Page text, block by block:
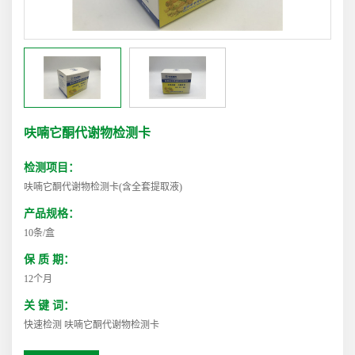
呋喃它酮代谢物检测卡
检测项目：
呋喃它酮代谢物检测卡(含全套提取液)
产品规格：
10条/盒
保 质 期：
12个月
关 键 词：
快速检测 呋喃它酮代谢物检测卡